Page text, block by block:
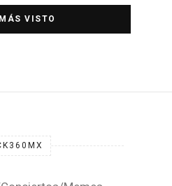
el Estadio Banorte